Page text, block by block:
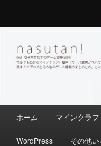
ホーム マインクラ
WordPress その他